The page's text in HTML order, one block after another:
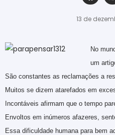
13 de
No
um
São constantes as reclamações a
Muitos se dizem atarefados em
Incontáveis afirmam que o tempo
Envoltos em inúmeros afazeres,
Essa dificuldade humana para bem